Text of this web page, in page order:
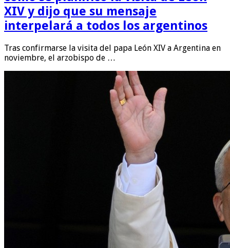
XIV y dijo que su mensaje
interpelará a todos los argentinos
Tras confirmarse la visita del papa León XIV a Argentina en
noviembre, el arzobispo de …